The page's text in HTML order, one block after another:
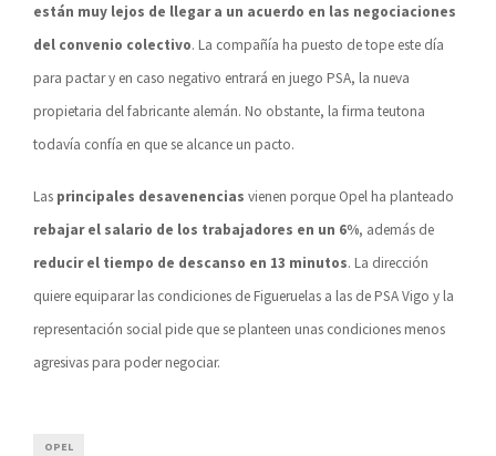
están muy lejos de llegar a un acuerdo en las negociaciones
del convenio colectivo. La compañía ha puesto de tope este día
para pactar y en caso negativo entrará en juego PSA, la nueva
propietaria del fabricante alemán. No obstante, la firma teutona
todavía confía en que se alcance un pacto.
Las principales desavenencias vienen porque Opel ha planteado
rebajar el salario de los trabajadores en un 6%, además de
reducir el tiempo de descanso en 13 minutos. La dirección
quiere equiparar las condiciones de Figueruelas a las de PSA Vigo y la
representación social pide que se planteen unas condiciones menos
agresivas para poder negociar.
OPEL